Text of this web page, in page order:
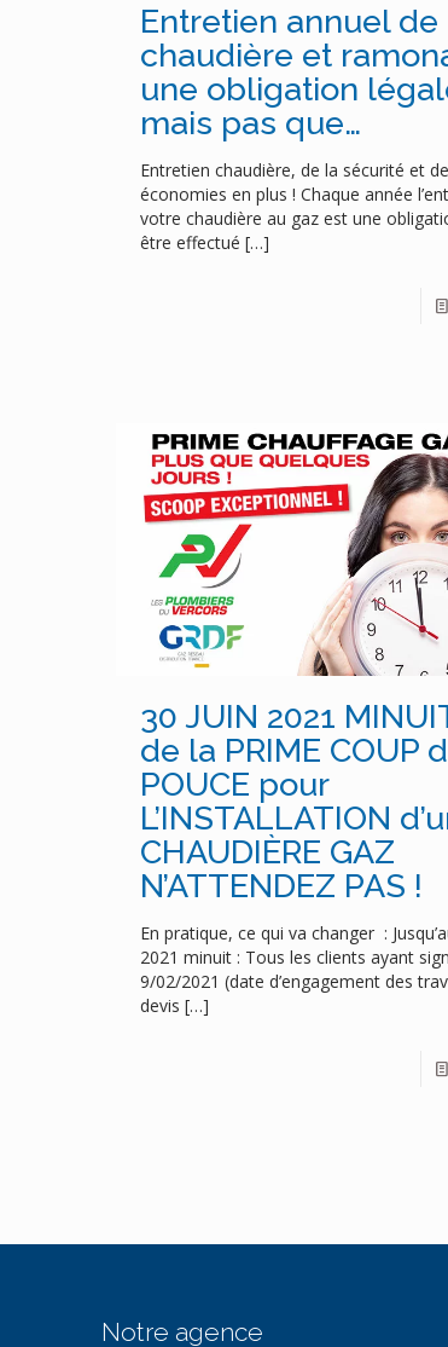
Entretien annuel de
chaudière et
une obligation
mais pas que…
Entretien chaudière, de la sécurité et
économies en plus ! Chaque année
votre chaudière au gaz est une
être effectué […]
30 JUIN 2021
de la PRIME COUP
POUCE pour
L’INSTALLATION
CHAUDIÈRE GAZ
N’ATTENDEZ PAS !
En pratique, ce qui va changer :
2021 minuit : Tous les clients ayant
9/02/2021 (date d’engagement des
devis […]
Notre agence